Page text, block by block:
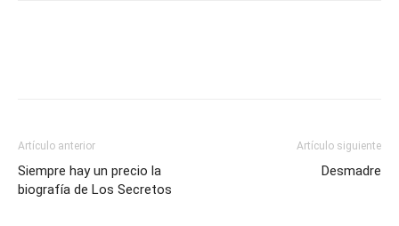
Artículo anterior
Siempre hay un precio la
biografía de Los Secretos
Artículo siguiente
Desmadre